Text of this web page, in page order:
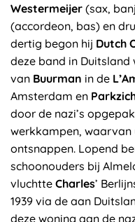
Westermeijer (sax,
(accordeon, bas) en
dertig begon hij Dutch
deze band in Duitsland
van Buurman in de
Amsterdam en
door de nazi’s
werkkampen, waarvan
ontsnappen. Lopend
schoonouders bij
vluchtte Charles’
1939 via de aan
deze woning aan de